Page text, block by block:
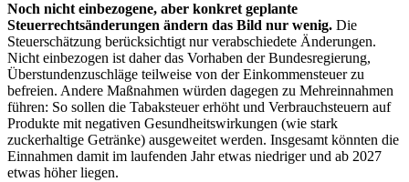
Noch nicht einbezogene, aber konkret geplante
Steuerrechtsänderungen ändern das Bild nur wenig. Die
Steuerschätzung berücksichtigt nur verabschiedete Änderungen.
Nicht einbezogen ist daher das Vorhaben der Bundesregierung,
Überstundenzuschläge teilweise von der Einkommensteuer zu
befreien. Andere Maßnahmen würden dagegen zu Mehreinnahmen
führen: So sollen die Tabaksteuer erhöht und Verbrauchsteuern auf
Produkte mit negativen Gesundheitswirkungen (wie stark
zuckerhaltige Getränke) ausgeweitet werden. Insgesamt könnten die
Einnahmen damit im laufenden Jahr etwas niedriger und ab 2027
etwas höher liegen.